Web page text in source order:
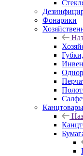
Фонарики